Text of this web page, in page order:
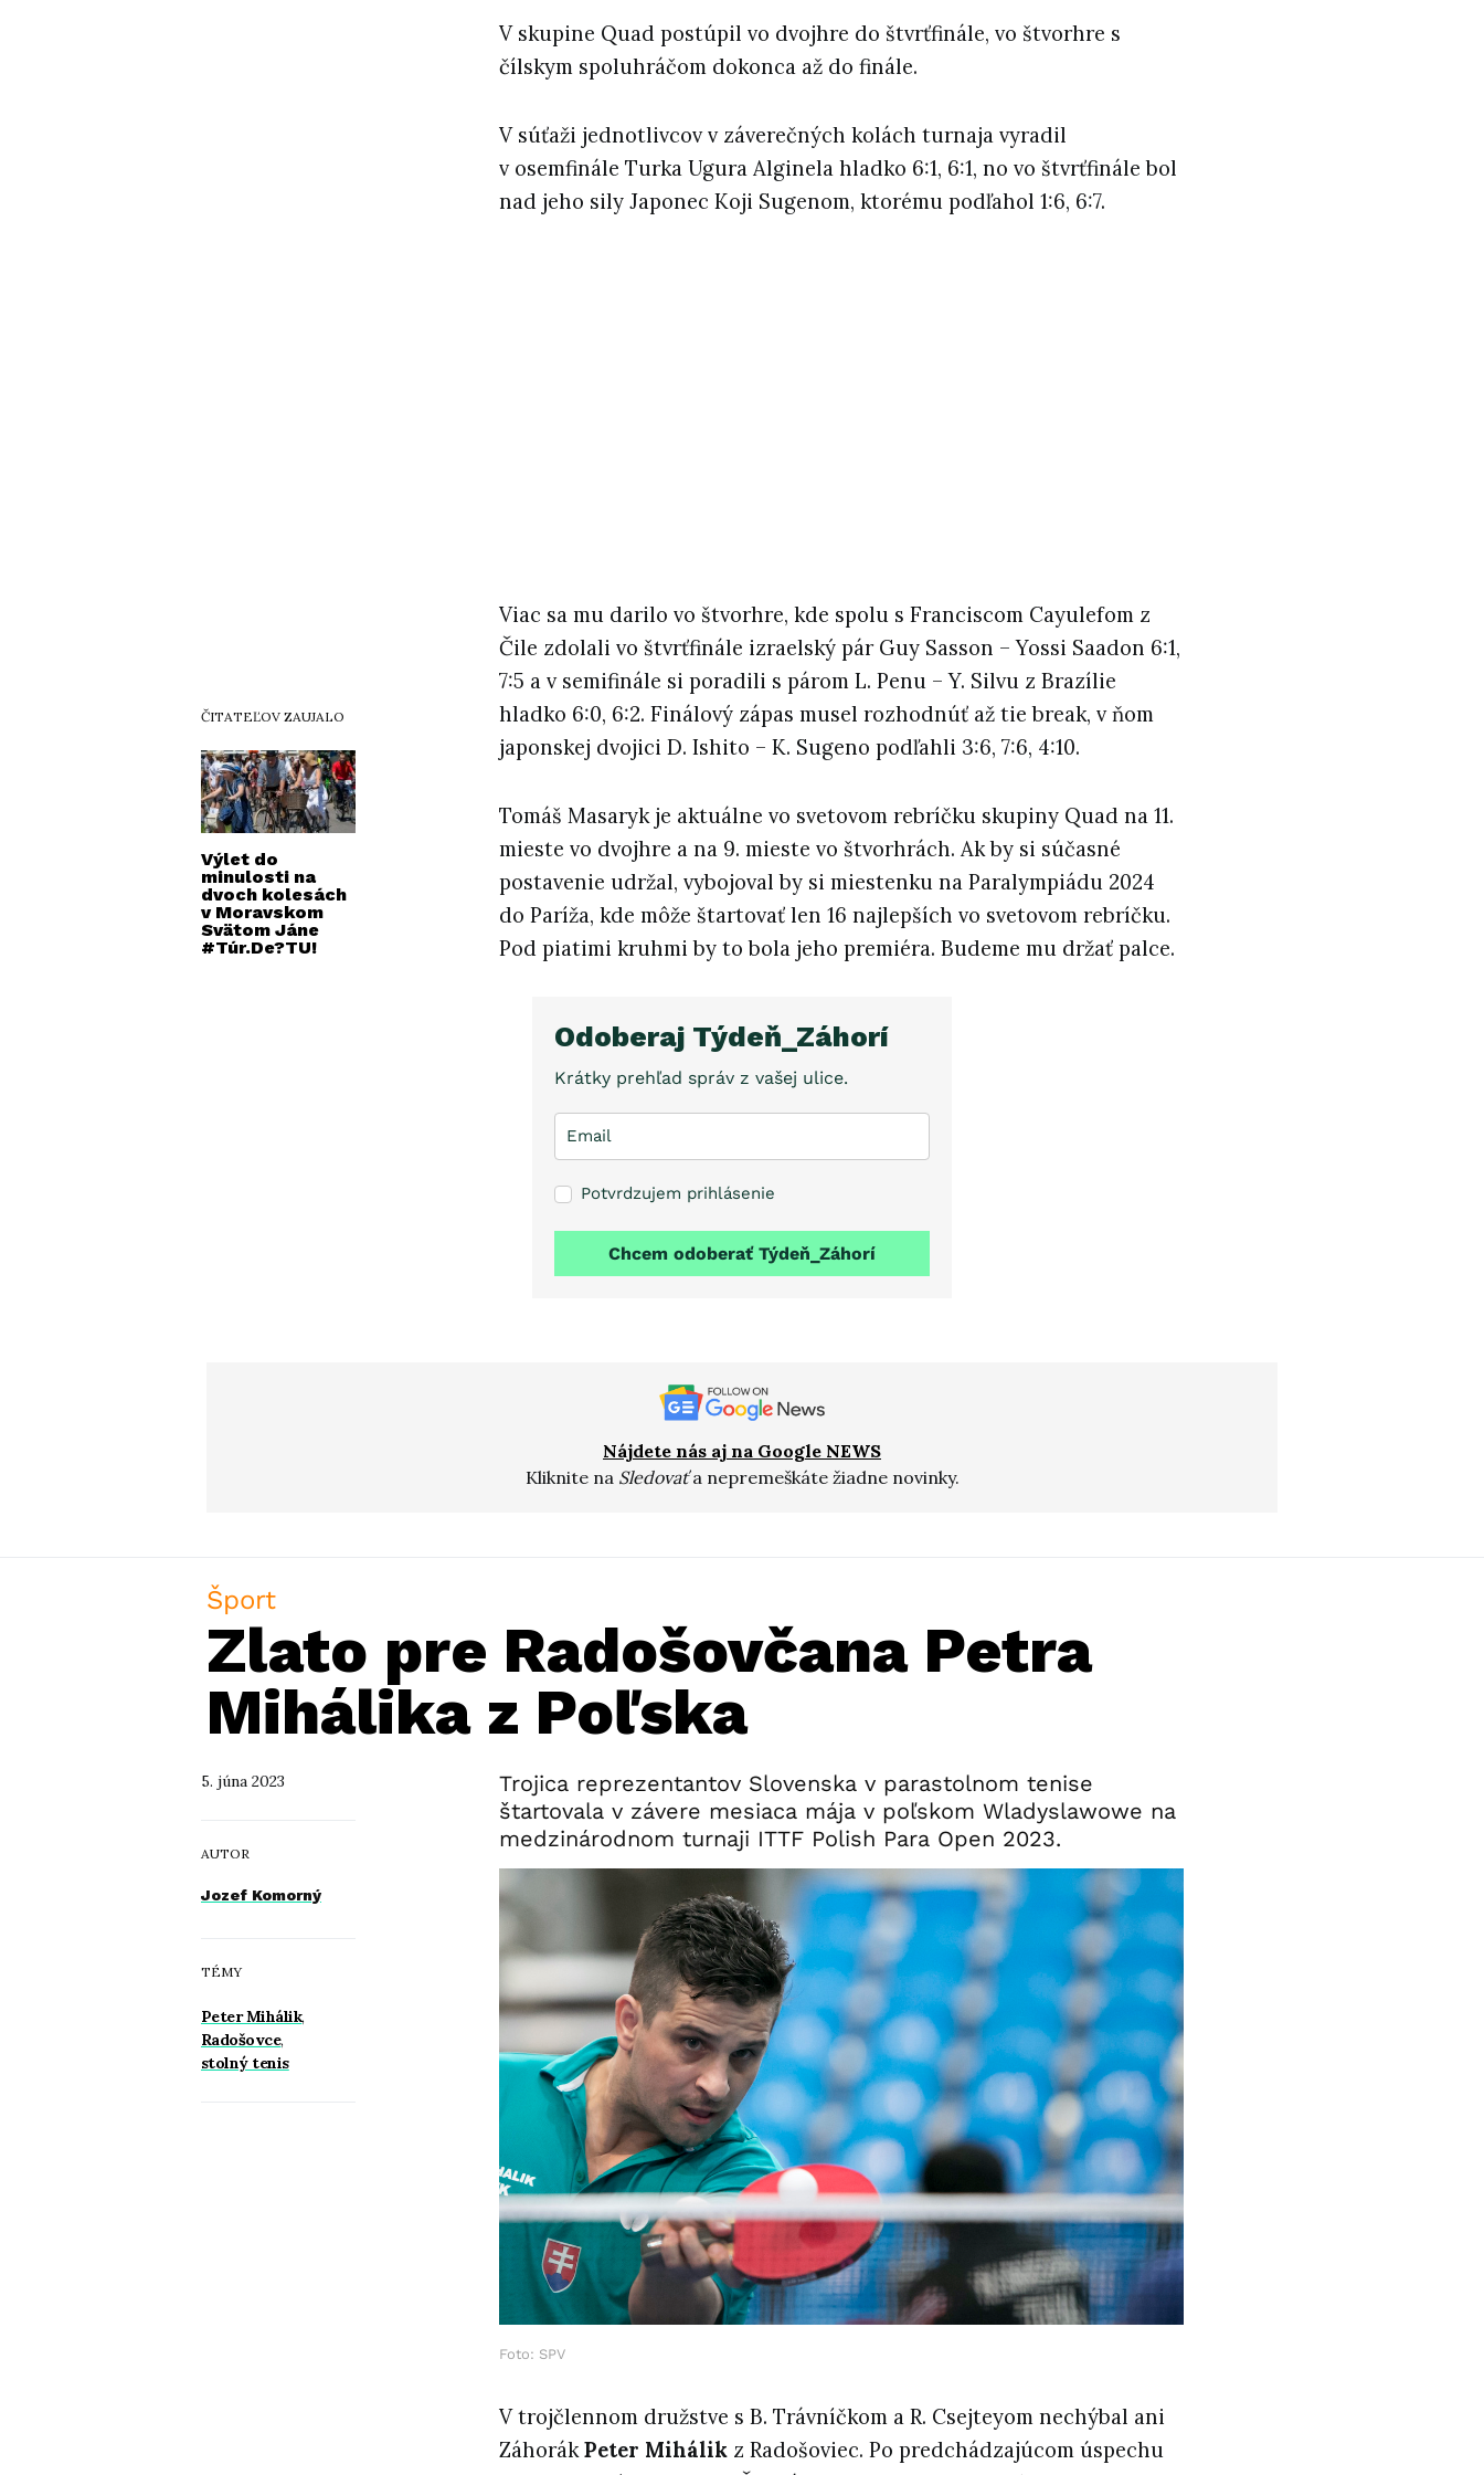
ČITATEĽOV ZAUJALO
Výlet do
minulosti na
dvoch kolesách
v Moravskom
Svätom Jáne
#Túr.De?TU!
V skupine Quad postúpil vo dvojhre do štvrťfinále, vo štvorhre s
čílskym spoluhráčom dokonca až do finále.
V súťaži jednotlivcov v záverečných kolách turnaja vyradil
v osemfinále Turka Ugura Alginela hladko 6:1, 6:1, no vo štvrťfinále bol
nad jeho sily Japonec Koji Sugenom, ktorému podľahol 1:6, 6:7.
Viac sa mu darilo vo štvorhre, kde spolu s Franciscom Cayulefom z
Čile zdolali vo štvrťfinále izraelský pár Guy Sasson – Yossi Saadon 6:1,
7:5 a v semifinále si poradili s párom L. Penu – Y. Silvu z Brazílie
hladko 6:0, 6:2. Finálový zápas musel rozhodnúť až tie break, v ňom
japonskej dvojici D. Ishito – K. Sugeno podľahli 3:6, 7:6, 4:10.
Tomáš Masaryk je aktuálne vo svetovom rebríčku skupiny Quad na 11.
mieste vo dvojhre a na 9. mieste vo štvorhrách. Ak by si súčasné
postavenie udržal, vybojoval by si miestenku na Paralympiádu 2024
do Paríža, kde môže štartovať len 16 najlepších vo svetovom rebríčku.
Pod piatimi kruhmi by to bola jeho premiéra. Budeme mu držať palce.
Odoberaj Týdeň_Záhorí
Krátky prehľad správ z vašej ulice.
Potvrdzujem prihlásenie
Chcem odoberať Týdeň_Záhorí
Nájdete nás aj na Google NEWS
Kliknite na Sledovaťa nepremeškáte žiadne novinky.
Šport
Zlato pre Radošovčana Petra
Mihálika z Poľska
5. júna 2023
AUTOR
Jozef Komorný
TÉMY
Peter Mihálik,
Radošovce,
stolný tenis
Trojica reprezentantov Slovenska v parastolnom tenise
štartovala v závere mesiaca mája v poľskom Wladyslawowe na
medzinárodnom turnaji ITTF Polish Para Open 2023.
Foto: SPV
V trojčlennom družstve s B. Trávníčkom a R. Csejteyom nechýbal ani
ZáhorákPeter Mihálik z Radošoviec. Po predchádzajúcom úspechu